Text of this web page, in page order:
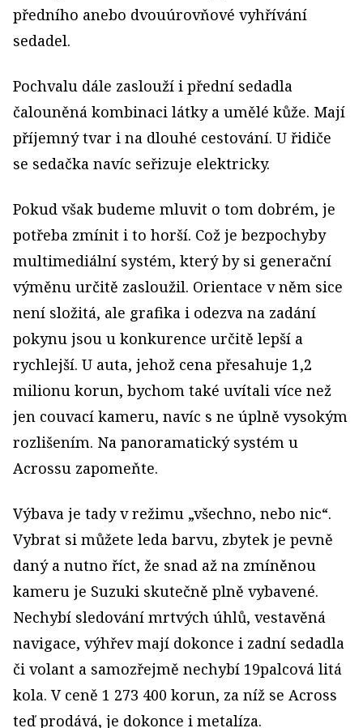
předního anebo dvouúrovňové vyhřívání
sedadel.
Pochvalu dále zaslouží i přední sedadla
čalouněná kombinaci látky a umělé kůže. Mají
příjemný tvar i na dlouhé cestování. U řidiče
se sedačka navíc seřizuje elektricky.
Pokud však budeme mluvit o tom dobrém, je
potřeba zmínit i to horší. Což je bezpochyby
multimediální systém, který by si generační
výměnu určitě zasloužil. Orientace v něm sice
není složitá, ale grafika i odezva na zadání
pokynu jsou u konkurence určitě lepší a
rychlejší. U auta, jehož cena přesahuje 1,2
milionu korun, bychom také uvítali více než
jen couvací kameru, navíc s ne úplně vysokým
rozlišením. Na panoramatický systém u
Acrossu zapomeňte.
Výbava je tady v režimu „všechno, nebo nic“.
Vybrat si můžete leda barvu, zbytek je pevně
daný a nutno říct, že snad až na zmíněnou
kameru je Suzuki skutečně plně vybavené.
Nechybí sledování mrtvých úhlů, vestavěná
navigace, výhřev mají dokonce i zadní sedadla
či volant a samozřejmě nechybí 19palcová litá
kola. V ceně 1 273 400 korun, za níž se Across
teď prodává, je dokonce i metalíza.